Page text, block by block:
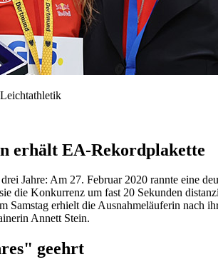
erhält EA-Rekordplakette
drei Jahre: Am 27. Februar 2020 rannte
die Konkurrenz um fast 20 Sekunden
Samstag erhielt die Ausnahmeläuferin
Annett Stein.
geehrt